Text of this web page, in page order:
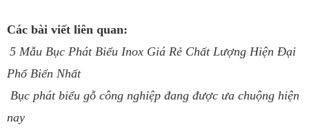
Các bài viết liên quan:
5 Mẫu Bục Phát Biểu Inox Giá Rẻ Chất Lượng Hiện Đại
Phổ Biến Nhất
Bục phát biểu gỗ công nghiệp đang được ưa chuộng hiện
nay